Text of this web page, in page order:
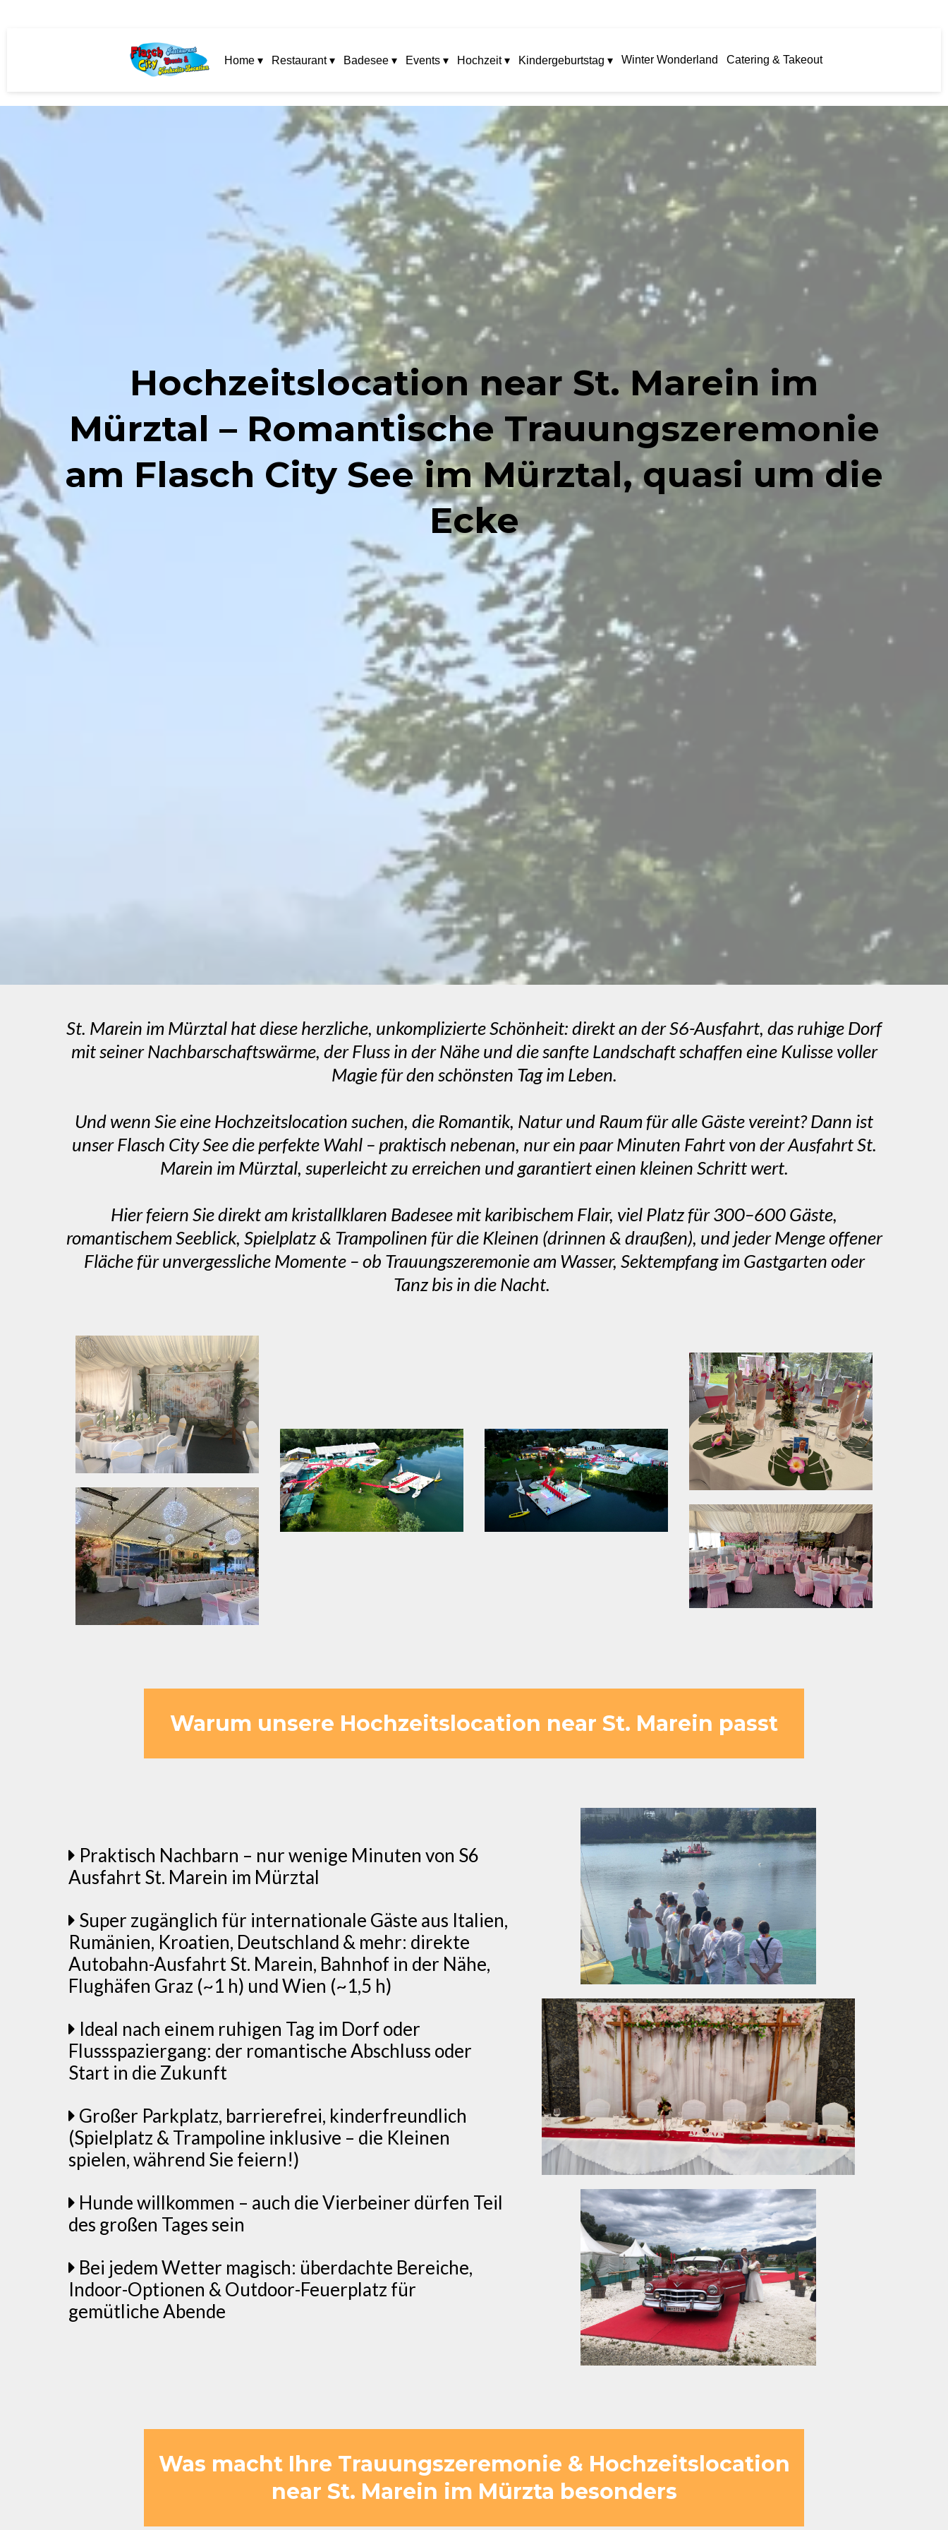
Home ▾ Restaurant ▾ Badesee ▾ Events ▾ Hochzeit ▾ Kindergeburtstag ▾ Winter Wonderland Catering & Takeout
Hochzeitslocation near St. Marein im
Mürztal – Romantische Trauungszeremonie
am Flasch City See im Mürztal, quasi um die
Ecke
St. Marein im Mürztal hat diese herzliche, unkomplizierte Schönheit: direkt an der S6-Ausfahrt, das ruhige Dorf
mit seiner Nachbarschaftswärme, der Fluss in der Nähe und die sanfte Landschaft schaffen eine Kulisse voller
Magie für den schönsten Tag im Leben.
Und wenn Sie eine Hochzeitslocation suchen, die Romantik, Natur und Raum für alle Gäste vereint? Dann ist
unser Flasch City See die perfekte Wahl – praktisch nebenan, nur ein paar Minuten Fahrt von der Ausfahrt St.
Marein im Mürztal, superleicht zu erreichen und garantiert einen kleinen Schritt wert.
Hier feiern Sie direkt am kristallklaren Badesee mit karibischem Flair, viel Platz für 300–600 Gäste,
romantischem Seeblick, Spielplatz & Trampolinen für die Kleinen (drinnen & draußen), und jeder Menge offener
Fläche für unvergessliche Momente – ob Trauungszeremonie am Wasser, Sektempfang im Gastgarten oder
Tanz bis in die Nacht.
Warum unsere Hochzeitslocation near St. Marein passt
Praktisch Nachbarn – nur wenige Minuten von S6
Ausfahrt St. Marein im Mürztal
Super zugänglich für internationale Gäste aus Italien,
Rumänien, Kroatien, Deutschland & mehr: direkte
Autobahn-Ausfahrt St. Marein, Bahnhof in der Nähe,
Flughäfen Graz (~1 h) und Wien (~1,5 h)
Ideal nach einem ruhigen Tag im Dorf oder
Flussspaziergang: der romantische Abschluss oder
Start in die Zukunft
Großer Parkplatz, barrierefrei, kinderfreundlich
(Spielplatz & Trampoline inklusive – die Kleinen
spielen, während Sie feiern!)
Hunde willkommen – auch die Vierbeiner dürfen Teil
des großen Tages sein
Bei jedem Wetter magisch: überdachte Bereiche,
Indoor-Optionen & Outdoor-Feuerplatz für
gemütliche Abende
Was macht Ihre Trauungszeremonie & Hochzeitslocation
near St. Marein im Mürzta besonders